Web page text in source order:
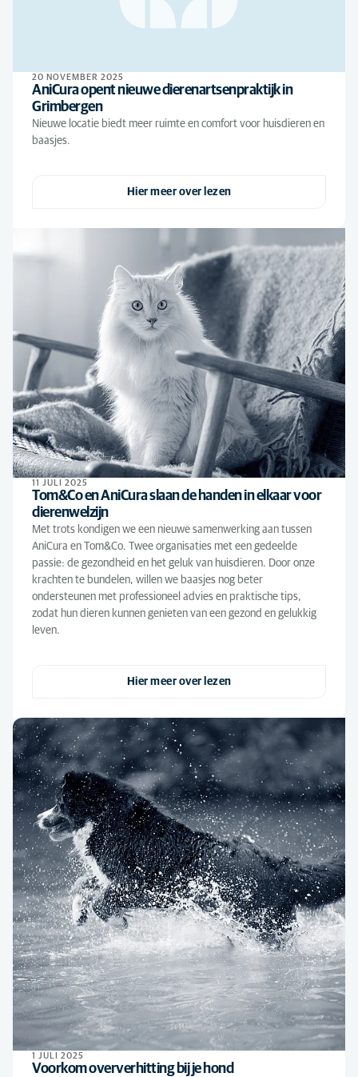
20 NOVEMBER 2025
AniCura opent nieuwe dierenartsenpraktijk in
Grimbergen
Nieuwe locatie biedt meer ruimte en comfort voor huisdieren en
baasjes.
Hier meer over lezen
11 JULI 2025
Tom&Co en AniCura slaan de handen in elkaar voor
dierenwelzijn
Met trots kondigen we een nieuwe samenwerking aan tussen
AniCura en Tom&Co. Twee organisaties met een gedeelde
passie: de gezondheid en het geluk van huisdieren. Door onze
krachten te bundelen, willen we baasjes nog beter
ondersteunen met professioneel advies en praktische tips,
zodat hun dieren kunnen genieten van een gezond en gelukkig
leven.
Hier meer over lezen
1 JULI 2025
Voorkom oververhitting bij je hond